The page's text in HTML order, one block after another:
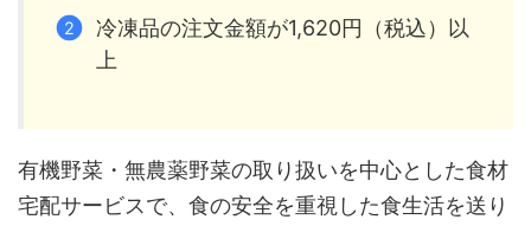
冷凍品の注文金額が1,620円（税込）以
上
有機野菜・無農薬野菜の取り扱いを中心とした食材
宅配サービスで、食の安全を重視した食生活を送り